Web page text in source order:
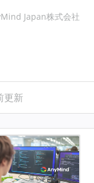
Japan株式会社
更新